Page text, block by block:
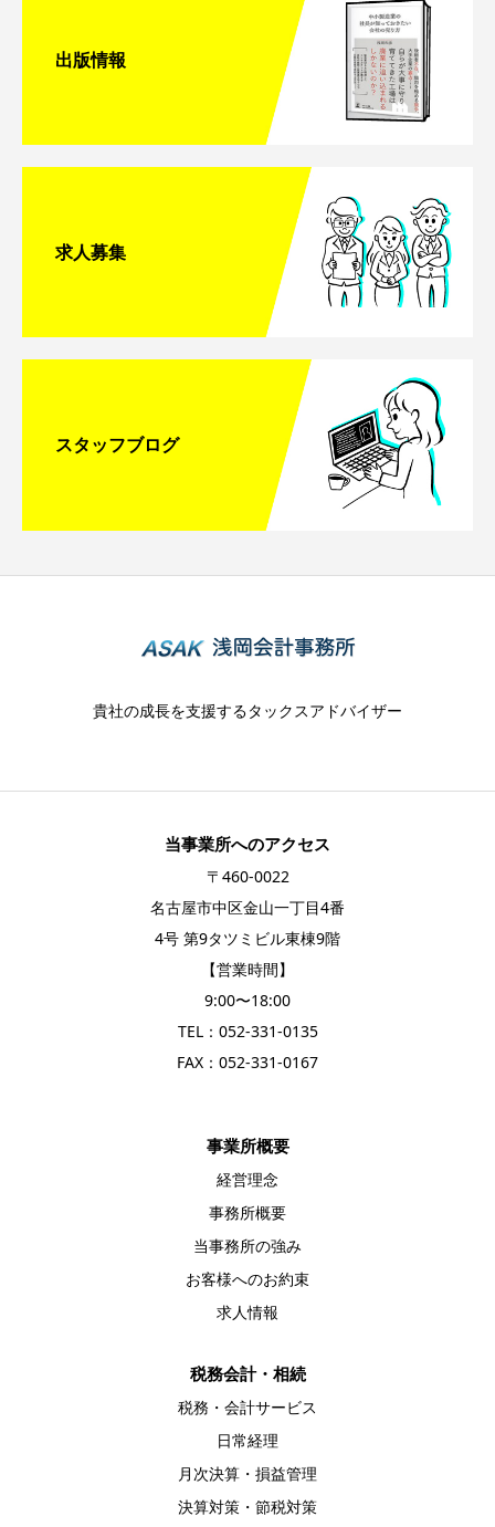
出版情報
求人募集
スタッフブログ
貴社の成長を支援するタックスアドバイザー
当事業所へのアクセス
〒460-0022
名古屋市中区金山一丁目4番
4号 第9タツミビル東棟9階
【営業時間】
9:00〜18:00
TEL： 052-331-0135
FAX：052-331-0167
事業所概要
経営理念
事務所概要
当事務所の強み
お客様へのお約束
求人情報
税務会計・相続
税務・会計サービス
日常経理
月次決算・損益管理
決算対策・節税対策